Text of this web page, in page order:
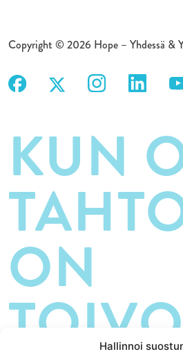
Hallinnoi
Copyright © 2026 Hope – Yhdessä &
KUN
ON